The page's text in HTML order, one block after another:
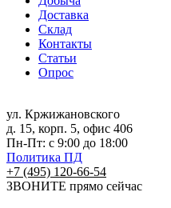
Доставка
Склад
Контакты
Статьи
Опрос
ул. Кржижановского
д. 15, корп. 5, офис 406
Пн-Пт: с 9:00 до 18:00
Политика ПД
+7 (495) 120-66-54
ЗВОНИТЕ прямо сейчас